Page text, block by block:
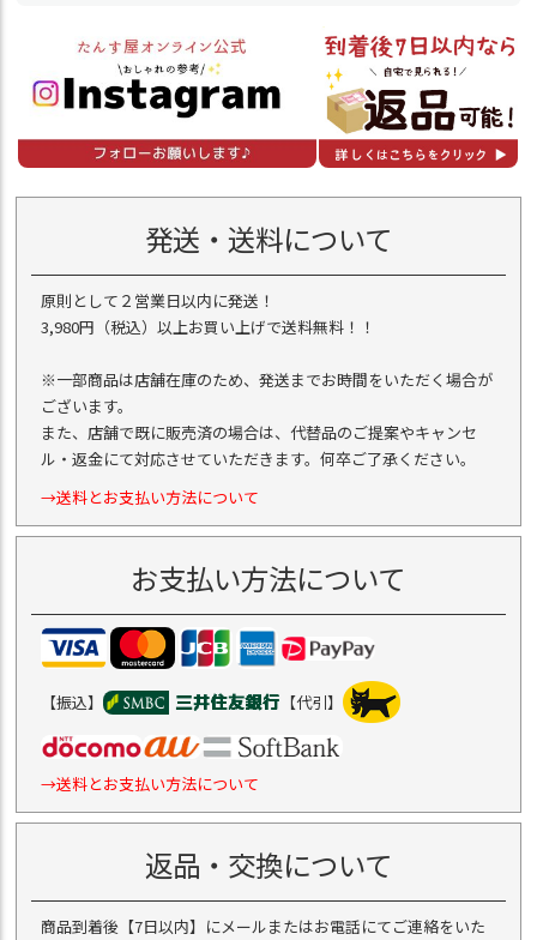
発送・送料について
原則として２営業日以内に発送！
3,980円（税込）以上お買い上げで送料無料！！
※一部商品は店舗在庫のため、発送までお時間をいただく場合が
ございます。
また、店舗で既に販売済の場合は、代替品のご提案やキャンセ
ル・返金にて対応させていただきます。何卒ご了承ください。
→送料とお支払い方法について
お支払い方法について
【振込】 【代引】
→送料とお支払い方法について
返品・交換について
商品到着後【7日以内】にメールまたはお電話にてご連絡をいた